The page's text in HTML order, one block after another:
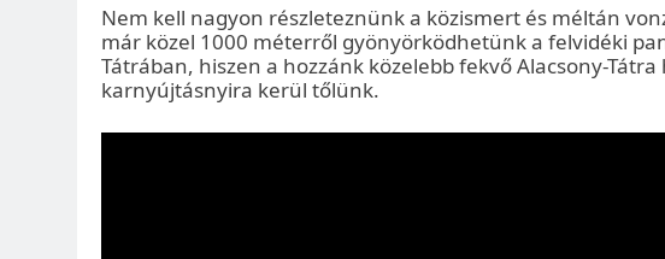
Nem kell nagyon részleteznünk a közismert és méltán
már közel 1000 méterről gyönyörködhetünk a felvidéki
Tátrában, hiszen a hozzánk közelebb fekvő Alacsony-
karnyújtásnyira kerül tőlünk.